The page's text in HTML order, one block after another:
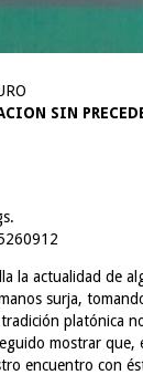
SIN
la actualidad de
surja,
platónica
mostrar que,
encuentro con